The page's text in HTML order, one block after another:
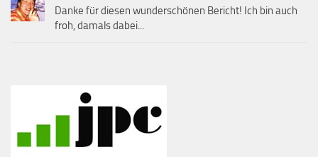
Danke für diesen wunderschönen Bericht! Ich bin auch
froh, damals dabei...